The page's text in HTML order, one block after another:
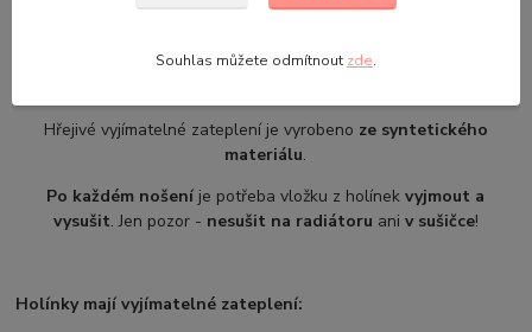
Hřejivé vyjímatelné zateplení je vyrobeno ze syntetického
materiálu.
Po každém nošení je potřeba vložku z holínekvyjmout a
vysušit. Jen pozor - nesušit na radiátoru ani v sušičce!
Holínky mají vyjímatelné zateplení:
Souhlas můžete odmítnout zde.